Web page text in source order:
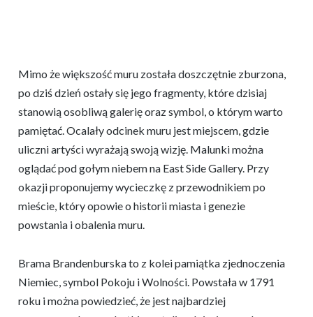
Mimo że większość muru została doszczętnie zburzona,
po dziś dzień ostały się jego fragmenty, które dzisiaj
stanowią osobliwą galerię oraz symbol, o którym warto
pamiętać. Ocalały odcinek muru jest miejscem, gdzie
uliczni artyści wyrażają swoją wizję. Malunki można
oglądać pod gołym niebem na East Side Gallery. Przy
okazji proponujemy wycieczkę z przewodnikiem po
mieście, który opowie o historii miasta i genezie
powstania i obalenia muru.
Brama Brandenburska to z kolei pamiątka zjednoczenia
Niemiec, symbol Pokoju i Wolności. Powstała w 1791
roku i można powiedzieć, że jest najbardziej